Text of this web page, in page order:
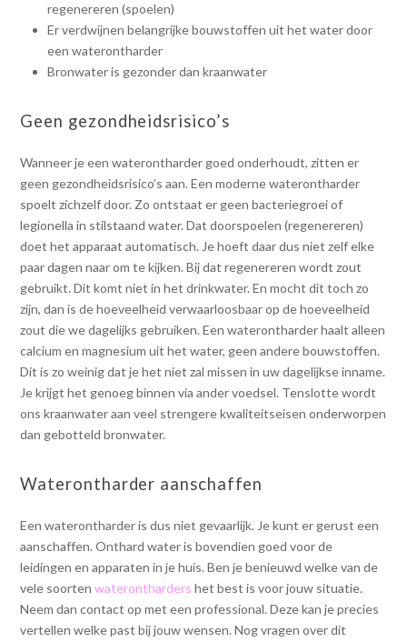
regenereren (spoelen)
Er verdwijnen belangrijke bouwstoffen uit het water door
een waterontharder
Bronwater is gezonder dan kraanwater
Geen gezondheidsrisico’s
Wanneer je een waterontharder goed onderhoudt, zitten er
geen gezondheidsrisico’s aan. Een moderne waterontharder
spoelt zichzelf door. Zo ontstaat er geen bacteriegroei of
legionella in stilstaand water. Dat doorspoelen (regenereren)
doet het apparaat automatisch. Je hoeft daar dus niet zelf elke
paar dagen naar om te kijken. Bij dat regenereren wordt zout
gebruikt. Dit komt niet in het drinkwater. En mocht dit toch zo
zijn, dan is de hoeveelheid verwaarloosbaar op de hoeveelheid
zout die we dagelijks gebruiken. Een waterontharder haalt alleen
calcium en magnesium uit het water, geen andere bouwstoffen.
Dit is zo weinig dat je het niet zal missen in uw dagelijkse inname.
Je krijgt het genoeg binnen via ander voedsel. Tenslotte wordt
ons kraanwater aan veel strengere kwaliteitseisen onderworpen
dan gebotteld bronwater.
Waterontharder aanschaffen
Een waterontharder is dus niet gevaarlijk. Je kunt er gerust een
aanschaffen. Onthard water is bovendien goed voor de
leidingen en apparaten in je huis. Ben je benieuwd welke van de
vele soortenwaterontharders het best is voor jouw situatie.
Neem dan contact op met een professional. Deze kan je precies
vertellen welke past bij jouw wensen. Nog vragen over dit